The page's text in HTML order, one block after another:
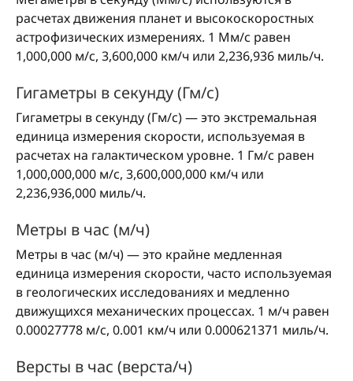
расчетах движения планет и высокоскоростных
астрофизических измерениях. 1 Мм/с равен
1,000,000 м/с, 3,600,000 км/ч или 2,236,936 миль/ч.
Гигаметры в секунду (Гм/с)
Гигаметры в секунду (Гм/с) — это экстремальная
единица измерения скорости, используемая в
расчетах на галактическом уровне. 1 Гм/с равен
1,000,000,000 м/с, 3,600,000,000 км/ч или
2,236,936,000 миль/ч.
Метры в час (м/ч)
Метры в час (м/ч) — это крайне медленная
единица измерения скорости, часто используемая
в геологических исследованиях и медленно
движущихся механических процессах. 1 м/ч равен
0.00027778 м/с, 0.001 км/ч или 0.000621371 миль/ч.
Версты в час (верста/ч)